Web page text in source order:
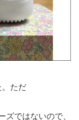
。ただ
ズではないので、